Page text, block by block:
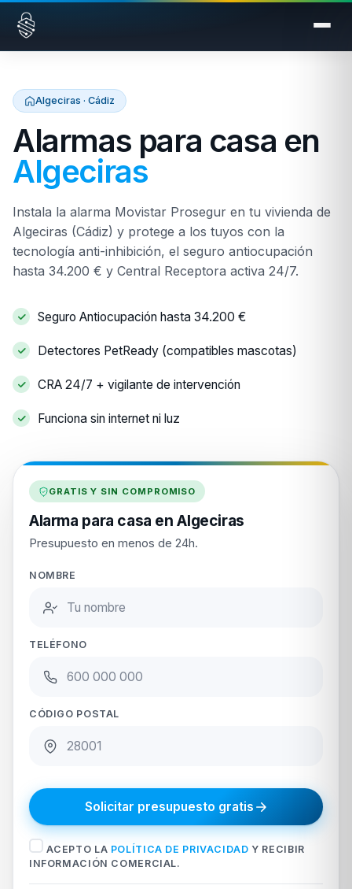
Saltar al contenido
Algeciras · Cádiz
Alarmas para casa en
Algeciras
Instala la alarma Movistar Prosegur en tu vivienda de
Algeciras (Cádiz) y protege a los tuyos con la
tecnología anti-inhibición, el seguro antiocupación
hasta 34.200 € y Central Receptora activa 24/7.
Seguro Antiocupación hasta 34.200 €
Detectores PetReady (compatibles mascotas)
CRA 24/7 + vigilante de intervención
Funciona sin internet ni luz
GRATIS Y SIN COMPROMISO
Alarma para casa en Algeciras
Presupuesto en menos de 24h.
NOMBRE
TELÉFONO
CÓDIGO POSTAL
Solicitar presupuesto gratis
ACEPTO LA POLÍTICA DE PRIVACIDAD Y RECIBIR
INFORMACIÓN COMERCIAL.